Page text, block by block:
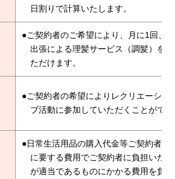
日割りで計算いたします。
●ご契約者のご希望により、月に1回、
出張による理髪サービス（調髪）を
ただけます。
●ご契約者の希望によりレクリエーショ
ブ活動に参加していただくことがで
●日常生活用品の購入代金等ご契約者の
に要する費用でご契約者に負担いた
が適当であるものにかかる費用を負